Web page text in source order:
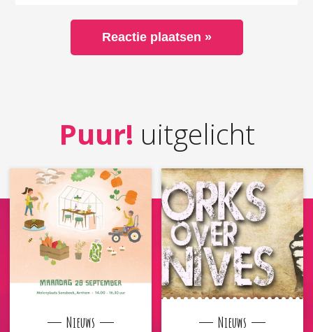
Puur! uitgelicht
Nieuws Nieuws